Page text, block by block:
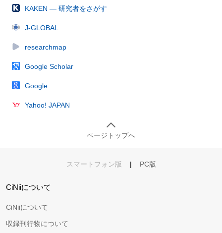
KAKEN — 研究者をさがす
J-GLOBAL
researchmap
Google Scholar
Google
Yahoo! JAPAN
ページトップへ
スマートフォン版 | PC版
CiNiiについて
CiNiiについて
収録刊行物について